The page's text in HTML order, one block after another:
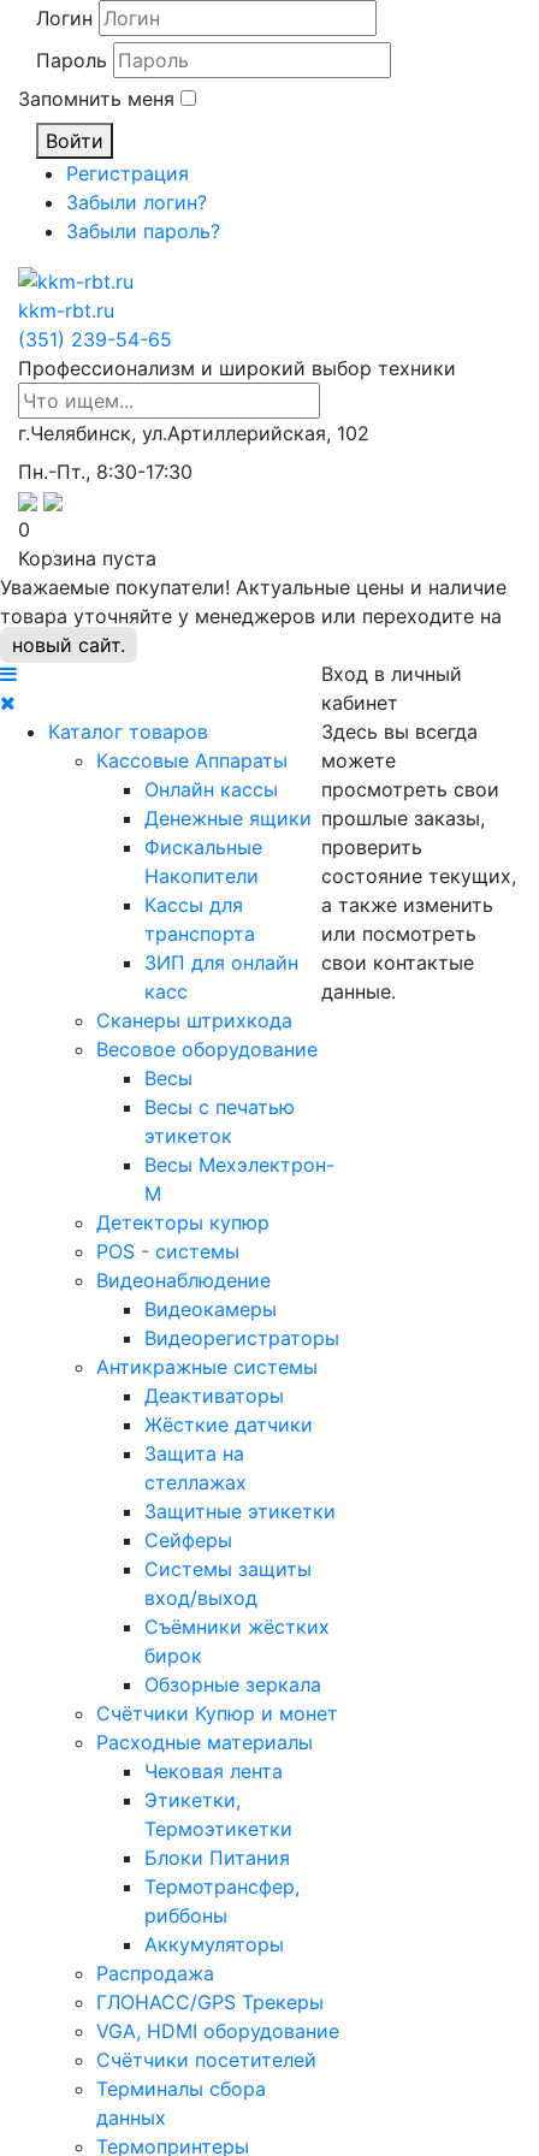
Логин
Пароль
Запомнить меня
Войти
Регистрация
Забыли логин?
Забыли пароль?
kkm-rbt.ru
(351) 239-54-65
Профессионализм и широкий выбор техники
г.Челябинск, ул.Артиллерийская, 102
Пн.-Пт., 8:30-17:30
0
Корзина пуста
Уважаемые покупатели! Актуальные цены и наличие
товара уточняйте у менеджеров или переходите на
новый сайт.
Каталог товаров
Кассовые Аппараты
Онлайн кассы
Денежные ящики
Фискальные
Накопители
Кассы для
транспорта
ЗИП для онлайн
касс
Сканеры штрихкода
Весовое оборудование
Весы
Весы с печатью
этикеток
Весы Мехэлектрон-
М
Детекторы купюр
POS - системы
Видеонаблюдение
Видеокамеры
Видеорегистраторы
Антикражные системы
Деактиваторы
Жёсткие датчики
Защита на
стеллажах
Защитные этикетки
Сейферы
Системы защиты
вход/выход
Съёмники жёстких
бирок
Обзорные зеркала
Счётчики Купюр и монет
Расходные материалы
Чековая лента
Этикетки,
Термоэтикетки
Блоки Питания
Термотрансфер,
риббоны
Аккумуляторы
Распродажа
ГЛОНАСС/GPS Трекеры
VGA, HDMI оборудование
Счётчики посетителей
Терминалы сбора
данных
Термопринтеры
Вход в личный
кабинет
Здесь вы всегда
можете
просмотреть свои
прошлые заказы,
проверить
состояние текущих,
а также изменить
или посмотреть
свои контактые
данные.